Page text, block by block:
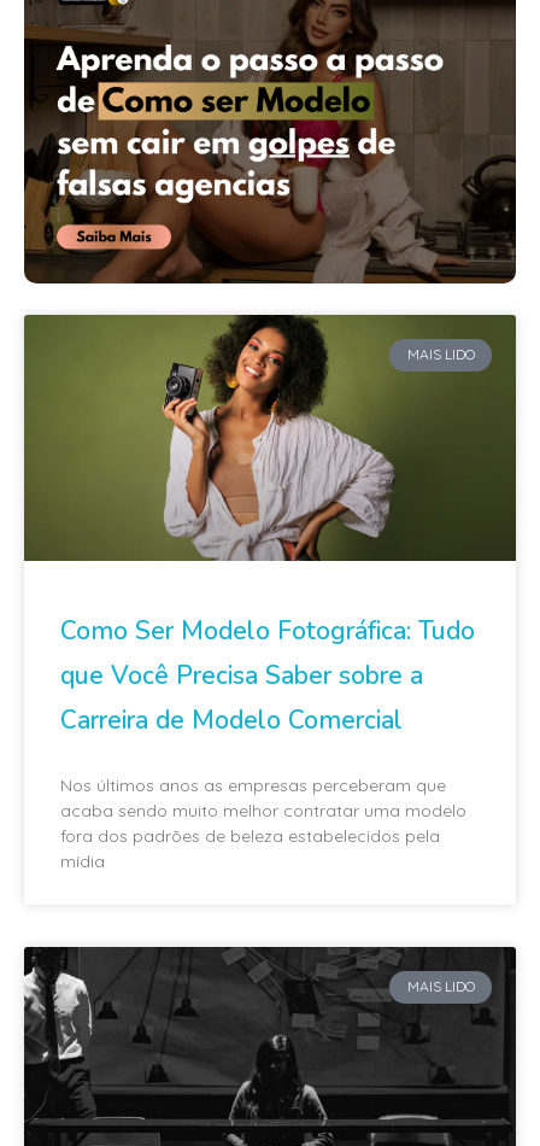
MAIS LIDO
Como Ser Modelo Fotográfica: Tudo
que Você Precisa Saber sobre a
Carreira de Modelo Comercial
Nos últimos anos as empresas perceberam que
acaba sendo muito melhor contratar uma modelo
fora dos padrões de beleza estabelecidos pela
mídia
MAIS LIDO